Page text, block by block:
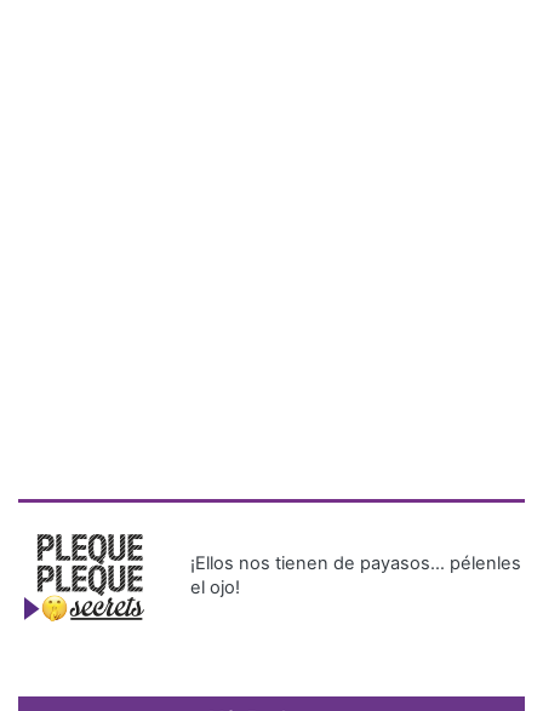
¡Ellos nos tienen de payasos… pélenles
el ojo!